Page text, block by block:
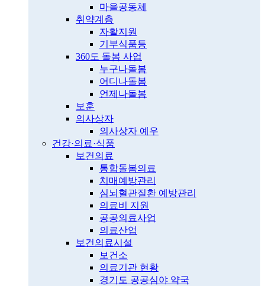
마을공동체
취약계층
자활지원
기부식품등
360도 돌봄 사업
누구나돌봄
어디나돌봄
언제나돌봄
보훈
의사상자
의사상자 예우
건강·의료·식품
보건의료
통합돌봄의료
치매예방관리
심뇌혈관질환 예방관리
의료비 지원
공공의료사업
의료산업
보건의료시설
보건소
의료기관 현황
경기도 공공심야 약국